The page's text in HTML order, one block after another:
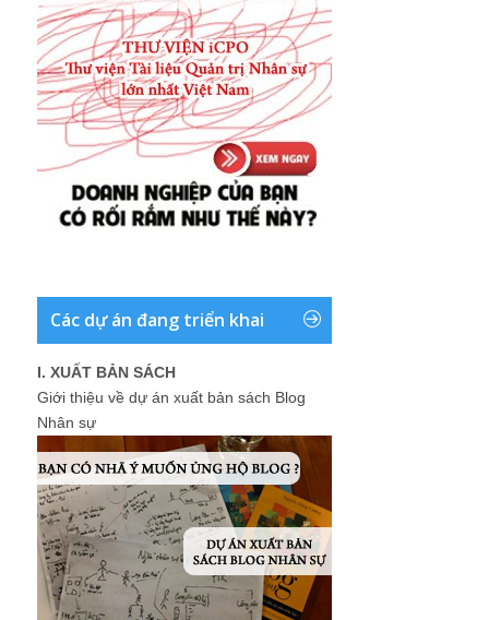
Các dự án đang triển khai
I. XUẤT BẢN SÁCH
Giới thiệu về dự án xuất bản sách Blog
Nhân sự